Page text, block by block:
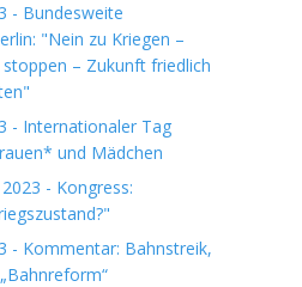
- Bundesweite
"Nein zu Kriegen –
– Zukunft friedlich
- Internationaler Tag
und Mädchen
- Kongress:
- Kommentar: Bahnstreik,